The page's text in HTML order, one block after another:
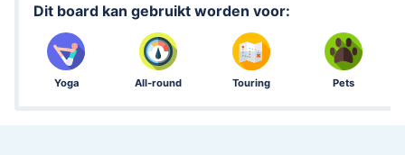
Dit board kan gebruikt worden voor:
Yoga All-round Touring Pets